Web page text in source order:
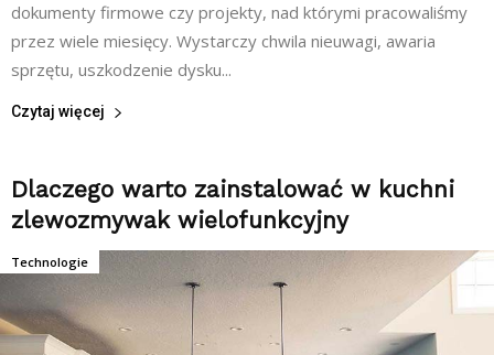
dokumenty firmowe czy projekty, nad którymi pracowaliśmy
przez wiele miesięcy. Wystarczy chwila nieuwagi, awaria
sprzętu, uszkodzenie dysku...
Czytaj więcej
Dlaczego warto zainstalować w kuchni
zlewozmywak wielofunkcyjny
Technologie